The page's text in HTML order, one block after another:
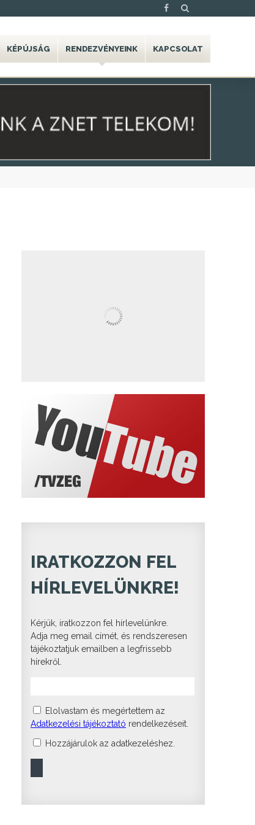
KÉPÚJSÁG RENDEZVÉNYEINK KAPCSOLAT
IRATKOZZON FEL
HÍRLEVELÜNKRE!
Kérjük, iratkozzon fel hírlevelünkre.
Adja meg email címét, és rendszeresen
tájékoztatjuk emailben a legfrissebb
hírekről.
Elolvastam és megértettem az
Adatkezelési tájékoztató rendelkezéseit.
Hozzájárulok az adatkezeléshez.